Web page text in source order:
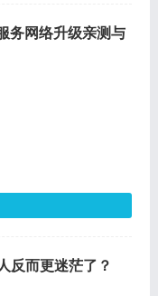
务网络升级亲测与
反而更迷茫了？